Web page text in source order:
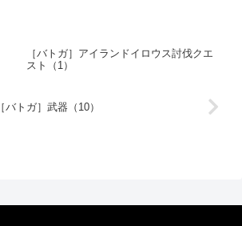
［バトガ］アイランドイロウス討伐クエ
スト（1）
［バトガ］武器（10）